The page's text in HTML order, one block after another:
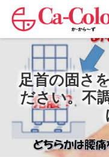
足首の固さ
ださい。不